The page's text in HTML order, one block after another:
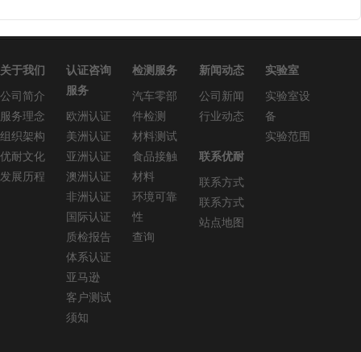
关于我们
公司简介
服务理念
组织架构
优耐文化
发展历程
认证咨询
服务
欧洲认证
美洲认证
亚洲认证
澳洲认证
非洲认证
国际认证
质检报告
体系认证
亚马逊
客户测试
须知
检测服务
汽车零部
件检测
材料测试
食品接触
材料
环境可靠
性
查询
新闻动态
公司新闻
行业动态
实验室
实验室设
备
实验范围
联系优耐
联系方式
联系方式
站点地图